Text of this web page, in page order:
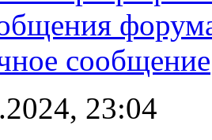
сообщение
23:04